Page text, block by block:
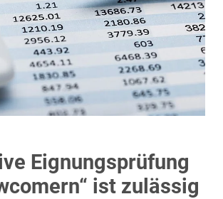
Eignungsprüfung
ist zulässig